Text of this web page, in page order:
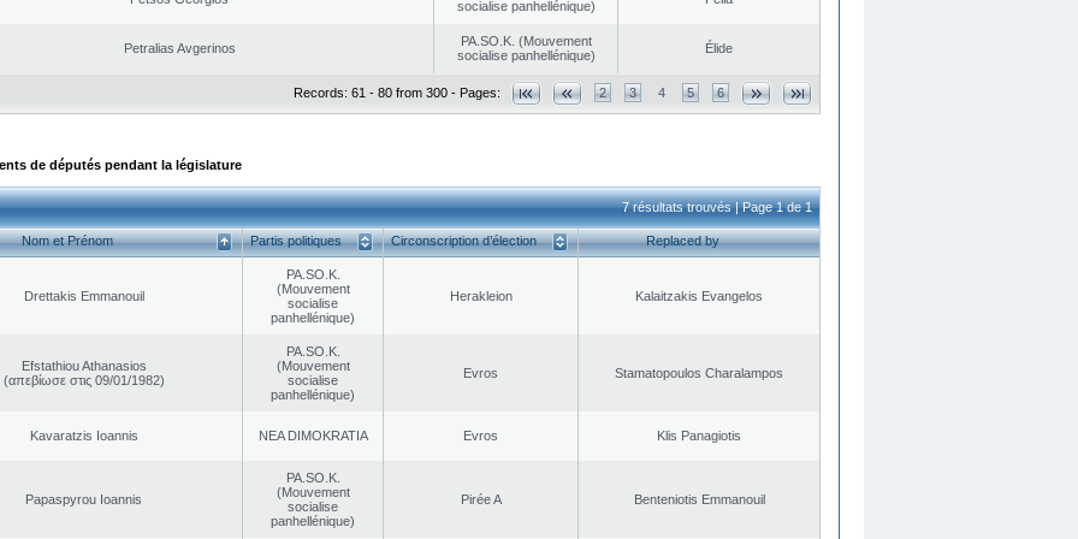
socialise panhellénique)
Petralias Avgerinos
PA.SO.K. (Mouvement
socialise panhellénique)
Élide
Records: 61 - 80 from 300 - Pages: 2 3 4 5 6
de députés pendant la législature
7 résultats trouvés | Page 1 de 1
Nom et Prénom Partis politiques Circonscription d’élection Replaced by
Drettakis Emmanouil
PA.SO.K.
(Mouvement
socialise
panhellénique)
Herakleion Kalaitzakis Evangelos
Efstathiou Athanasios
(απεβίωσε στις 09/01/1982)
PA.SO.K.
(Mouvement
socialise
panhellénique)
Evros Stamatopoulos Charalampos
Kavaratzis Ioannis NEA DΙMOKRATIA Evros Klis Panagiotis
Papaspyrou Ioannis
PA.SO.K.
(Mouvement
socialise
panhellénique)
Pirée A Benteniotis Emmanouil